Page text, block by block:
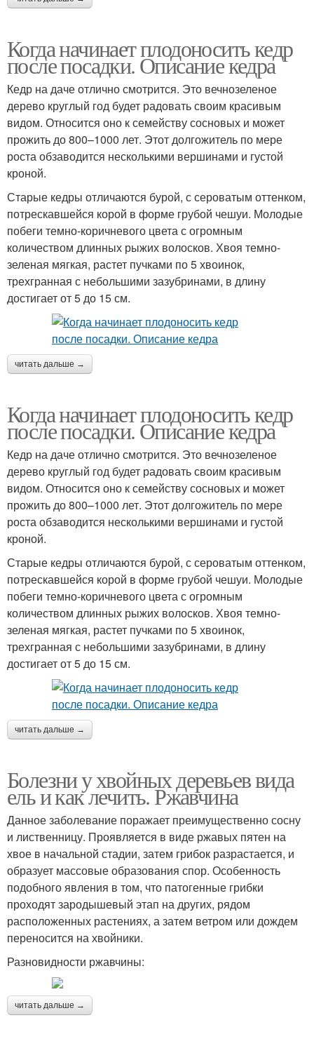
Когда начинает плодоносить кедр
после посадки. Описание кедра
Кедр на даче отлично смотрится. Это вечнозеленое
дерево круглый год будет радовать своим красивым
видом. Относится оно к семейству сосновых и может
прожить до 800–1000 лет. Этот долгожитель по мере
роста обзаводится несколькими вершинами и густой
кроной.
Старые кедры отличаются бурой, с сероватым оттенком,
потрескавшейся корой в форме грубой чешуи. Молодые
побеги темно-коричневого цвета с огромным
количеством длинных рыжих волосков. Хвоя темно-
зеленая мягкая, растет пучками по 5 хвоинок,
трехгранная с небольшими зазубринами, в длину
достигает от 5 до 15 см.
читать дальше →
Когда начинает плодоносить кедр
после посадки. Описание кедра
Кедр на даче отлично смотрится. Это вечнозеленое
дерево круглый год будет радовать своим красивым
видом. Относится оно к семейству сосновых и может
прожить до 800–1000 лет. Этот долгожитель по мере
роста обзаводится несколькими вершинами и густой
кроной.
Старые кедры отличаются бурой, с сероватым оттенком,
потрескавшейся корой в форме грубой чешуи. Молодые
побеги темно-коричневого цвета с огромным
количеством длинных рыжих волосков. Хвоя темно-
зеленая мягкая, растет пучками по 5 хвоинок,
трехгранная с небольшими зазубринами, в длину
достигает от 5 до 15 см.
читать дальше →
Болезни у хвойных деревьев вида
ель и как лечить. Ржавчина
Данное заболевание поражает преимущественно сосну
и лиственницу. Проявляется в виде ржавых пятен на
хвое в начальной стадии, затем грибок разрастается, и
образует массовые образования спор. Особенность
подобного явления в том, что патогенные грибки
проходят зародышевый этап на других, рядом
расположенных растениях, а затем ветром или дождем
переносится на хвойники.
Разновидности ржавчины:
читать дальше →